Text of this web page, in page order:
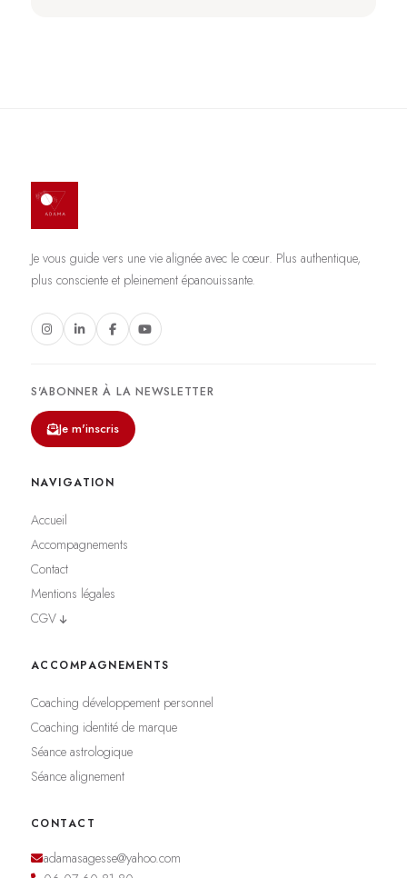
Je vous guide vers une vie alignée avec le cœur. Plus authentique,
plus consciente et pleinement épanouissante.
S'ABONNER À LA NEWSLETTER
Je m'inscris
NAVIGATION
Accueil
Accompagnements
Contact
Mentions légales
CGV
ACCOMPAGNEMENTS
Coaching développement personnel
Coaching identité de marque
Séance astrologique
Séance alignement
CONTACT
adamasagesse@yahoo.com